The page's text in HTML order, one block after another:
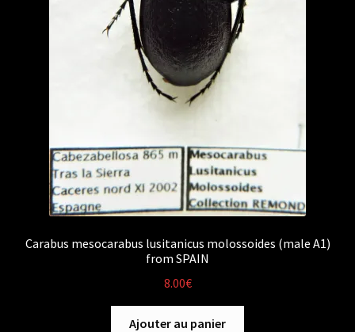
Carabus mesocarabus lusitanicus molossoides (male A1)
from SPAIN
8.00€
Ajouter au panier